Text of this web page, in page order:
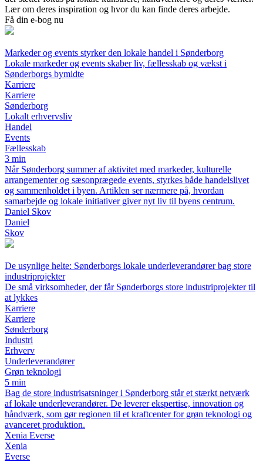
Lær om deres inspiration og hvor du kan finde deres arbejde.
Få din e-bog nu
Markeder og events styrker den lokale handel i Sønderborg
Lokale markeder og events skaber liv, fællesskab og vækst i
Sønderborgs bymidte
Karriere
Karriere
Sønderborg
Lokalt erhvervsliv
Handel
Events
Fællesskab
3 min
Når Sønderborg summer af aktivitet med markeder, kulturelle
arrangementer og sæsonprægede events, styrkes både handelslivet
og sammenholdet i byen. Artiklen ser nærmere på, hvordan
samarbejde og lokale initiativer giver nyt liv til byens centrum.
Daniel Skov
Daniel
Skov
De usynlige helte: Sønderborgs lokale underleverandører bag store
industriprojekter
De små virksomheder, der får Sønderborgs store industriprojekter til
at lykkes
Karriere
Karriere
Sønderborg
Industri
Erhverv
Underleverandører
Grøn teknologi
5 min
Bag de store industrisatsninger i Sønderborg står et stærkt netværk
af lokale underleverandører. De leverer ekspertise, innovation og
håndværk, som gør regionen til et kraftcenter for grøn teknologi og
avanceret produktion.
Xenia Everse
Xenia
Everse